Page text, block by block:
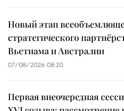
Новый этап
стратегического
Вьетнама и Австралии
07/08/2026 08:20
Первая внеочередная